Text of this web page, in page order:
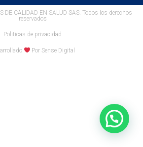
DE CALIDAD EN SALUD SAS. Todos los derechos
reservados
Politicas de privacidad
Por Sense Digital